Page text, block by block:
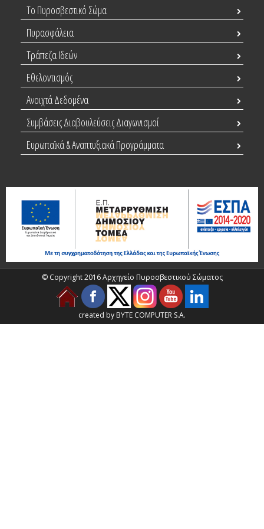
Το Πυροσβεστικό Σώμα
Πυρασφάλεια
Τράπεζα Ιδεών
Εθελοντισμός
Ανοιχτά Δεδομένα
Συμβάσεις Διαβουλεύσεις Διαγωνισμοί
Ευρωπαϊκά & Αναπτυξιακά Προγράμματα
© Copyright 2016 Αρχηγείο Πυροσβεστικού Σώματος
created by BYTE COMPUTER S.A.